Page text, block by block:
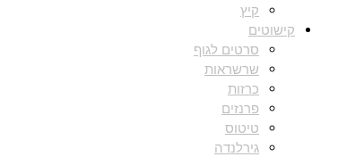
קיץ
קישוטים
סרטים לגוף
שרשראות
כרזות
פרנזים
טיטוס
גירלנדה